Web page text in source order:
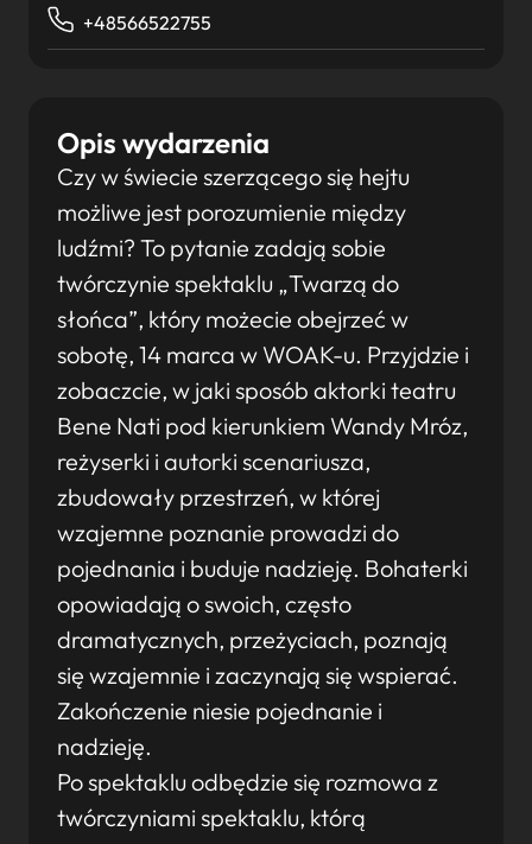
Opis wydarzenia
Czy w świecie szerzącego się hejtu
możliwe jest porozumienie między
ludźmi? To pytanie zadają sobie
twórczynie spektaklu „Twarzą do
słońca”, który możecie obejrzeć w
sobotę, 14 marca w WOAK-u. Przyjdzie i
zobaczcie, w jaki sposób aktorki teatru
Bene Nati pod kierunkiem Wandy Mróz,
reżyserki i autorki scenariusza,
zbudowały przestrzeń, w której
wzajemne poznanie prowadzi do
pojednania i buduje nadzieję. Bohaterki
opowiadają o swoich, często
dramatycznych, przeżyciach, poznają
się wzajemnie i zaczynają się wspierać.
Zakończenie niesie pojednanie i
nadzieję.
Po spektaklu odbędzie się rozmowa z
twórczyniami spektaklu, którą
+48566522755